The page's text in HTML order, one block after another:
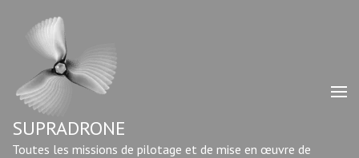
contenu
Entrée)
SUPRADRONE
Toutes les missions de pilotage et de mise en œuvre de